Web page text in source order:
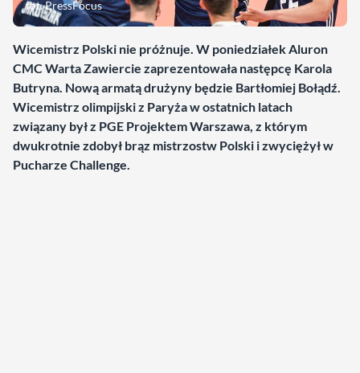
fot. PressFocus
Wicemistrz Polski nie próżnuje. W poniedziałek Aluron
CMC Warta Zawiercie zaprezentowała następcę Karola
Butryna. Nową armatą drużyny będzie Bartłomiej Bołądź.
Wicemistrz olimpijski z Paryża w ostatnich latach
związany był z PGE Projektem Warszawa, z którym
dwukrotnie zdobył brąz mistrzostw Polski i zwyciężył w
Pucharze Challenge.